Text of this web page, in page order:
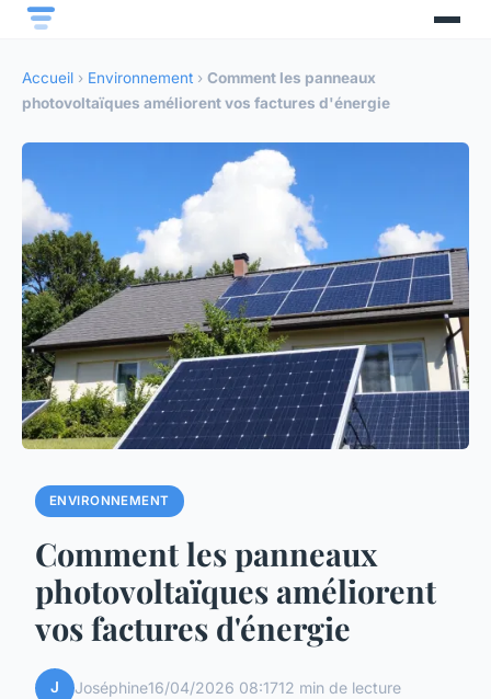
Accueil › Environnement › Comment les panneaux
photovoltaïques améliorent vos factures d'énergie
ENVIRONNEMENT
Comment les panneaux
photovoltaïques améliorent
vos factures d'énergie
J Joséphine16/04/2026 08:1712 min de lecture